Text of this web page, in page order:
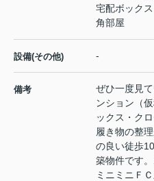
宅配ボックス
角部屋
設備(その他) -
備考
ぜひ一度見
ンション（
ックス・ク
履き物の整
の良い徒歩
築物件です
ミニミニＦ